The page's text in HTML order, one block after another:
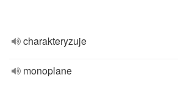
charakteryzuje
monoplane